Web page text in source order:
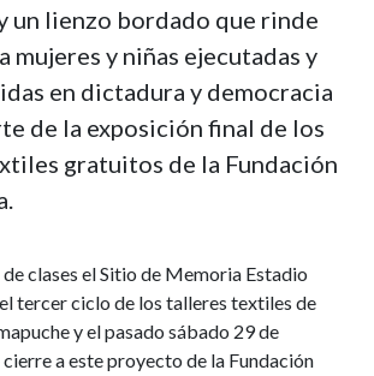
un lienzo bordado que rinde
mujeres y niñas ejecutadas y
en dictadura y democracia
de la exposición final de los
gratuitos de la Fundación
clases el Sitio de Memoria Estadio
tercer ciclo de los talleres textiles de
y el pasado sábado 29 de
a este proyecto de la Fundación